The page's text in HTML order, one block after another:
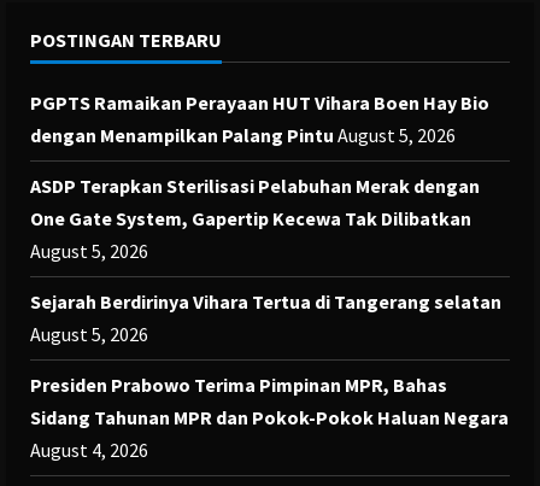
POSTINGAN TERBARU
PGPTS Ramaikan Perayaan HUT Vihara Boen Hay Bio
dengan Menampilkan Palang Pintu August 5, 2026
ASDP Terapkan Sterilisasi Pelabuhan Merak dengan
One Gate System, Gapertip Kecewa Tak Dilibatkan
August 5, 2026
Sejarah Berdirinya Vihara Tertua di Tangerang selatan
August 5, 2026
Presiden Prabowo Terima Pimpinan MPR, Bahas
Sidang Tahunan MPR dan Pokok-Pokok Haluan Negara
August 4, 2026